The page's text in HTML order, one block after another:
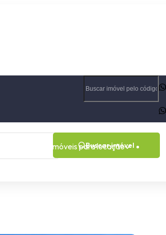
Imóveis para locação
Buscar imóvel